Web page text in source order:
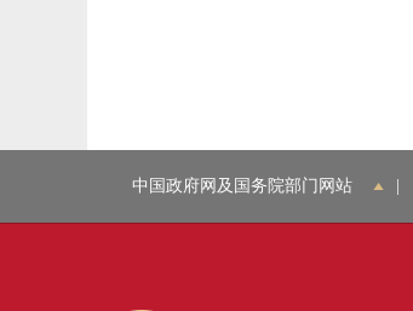
中国政府网及国务院部门网站